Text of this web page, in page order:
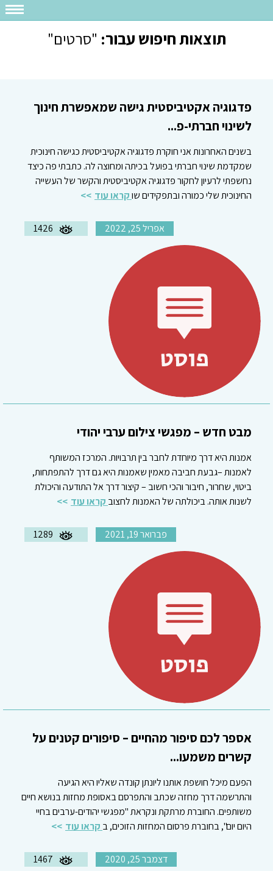
תוצאות חיפוש עבור: "סרטים"
פדגוגיה אקטיביסטית גישה שמאפשרת חינוך
לשינוי חברתי-פ...
בשנים האחרונות אני חוקרת פדגוגיה אקטיביסטית כגישה חינוכית
שמקדמת שינוי חברתי בפועל בכיתה ומחוצה לה. כתבתי פה כיצד
נחשפתי לרעיון לחקור פדגוגיה אקטיביסטית והקשר של העשייה
החינוכית שלי כמורה ובתפקידים שוקראו עוד
אפריל 25, 2022 1426
מבט חדש – מפגשי צילום ערבי יהודי
אמנות היא דרך מיוחדת לחבר בין תרבויות. המרכז המשותף
לאמנות –גבעת חביבה מאמין שאמנות היא גם דרך להתפתחות,
ביטוי, שחרור, חיבור והכי חשוב – קיצור דרך אל התודעה והיכולת
לשנות אותה. ביכולתה של האמנות לחצוב קראו עוד
פברואר 19, 2021 1289
אספר לכם סיפור מהחיים – סיפורים קטנים על
קשרים משמעו...
הפעם מיכל חושפת אותנו ליונתן קונדה שאליו היא הגיעה
והתרשמה דרך מחזה שכתב והתפרסם באסופת מחזות בנושא חיים
משותפים. החוברת מרתקת ונקראת "מפגשי יהודים-ערבים בחיי
היום יום", בחוברת פרסום המחזות הזוכים, ב קראו עוד
דצמבר 25, 2020 1467